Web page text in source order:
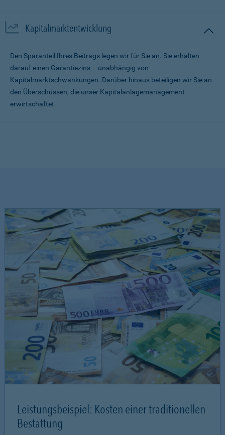
Kapitalmarktentwicklung
Den Sparanteil Ihres Beitrags legen wir für Sie an. Sie erhalten
darauf einen Garantiezins – unabhängig von
Kapitalmarktschwankungen. Darüber hinaus beteiligen wir Sie an
den Überschüssen, die unser Kapitalanlagemanagement
erwirtschaftet.
Leistungsbeispiel: Kosten einer traditionellen
Bestattung